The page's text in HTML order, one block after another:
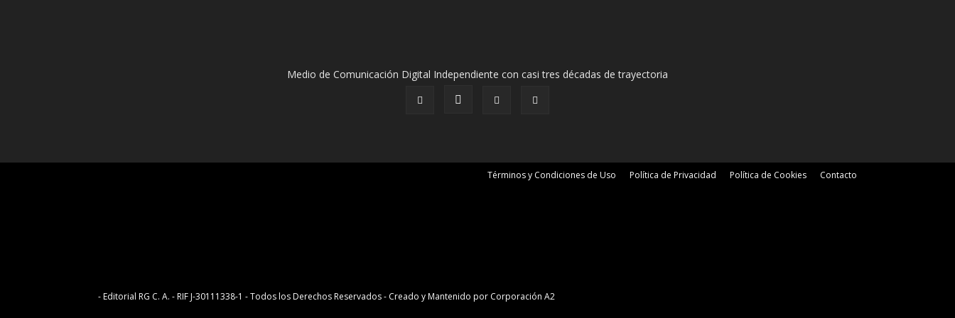
Medio de Comunicación Digital Independiente con casi tres décadas de trayectoria
Términos y Condiciones de Uso Política de Privacidad Política de Cookies Contacto
- Editorial RG C. A. - RIF J-30111338-1 - Todos los Derechos Reservados - Creado y Mantenido por Corporación A2